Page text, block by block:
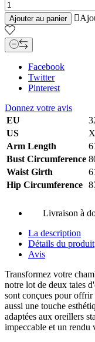
Ajouter au panier 
Facebook
Twitter
Pinterest
Donnez votre avis
EU
US
Arm Length
Bust Circumference
Waist Girth
Hip Circumference
Livraison à
La description
Détails du produit
Avis
Transformez votre
notre lot de deux taies
sont conçues pour
aussi une touche
adaptées aux oreillers
impeccable et un rendu